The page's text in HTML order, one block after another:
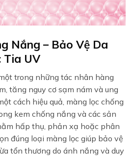
Nắng – Bảo Vệ Da
Tia UV
trong những tác nhân hàng
tăng nguy cơ sạm nám và ung
cách hiệu quả, màng lọc chống
kem chống nắng và các sản
hấp thụ, phản xạ hoặc phân
đúng loại màng lọc giúp bảo vệ
tổn thương do ánh nắng và duy